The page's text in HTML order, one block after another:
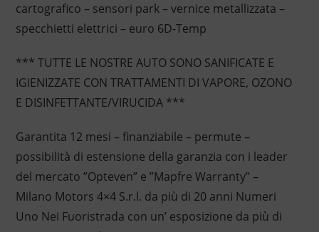
cartografico – sensori park – vernice metallizzata –
specchietti elettrici – euro 6D-Temp
*** TUTTE LE NOSTRE AUTO SONO SANIFICATE E
IGIENIZZATE CON TRATTAMENTI DI VAPORE, OZONO
E DISINFETTANTE/VIRUCIDA ***
Garantita 12 mesi – finanziabile – permute –
possibilità di estensione della garanzia con i leader
del mercato ”Opteven” e ”Mapfre Warranty” –
Milano Motors 4×4 S.r.l. da più di 20 anni Numeri
Uno Nei Fuoristrada con un’ esposizione da più di